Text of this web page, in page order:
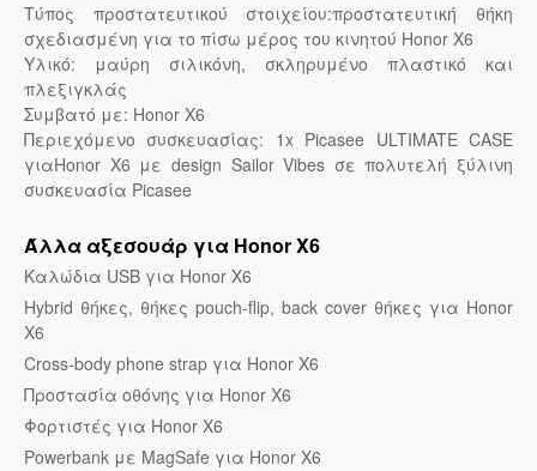
Τύπος προστατευτικού στοιχείου:προστατευτική θήκη
σχεδιασμένη για το πίσω μέρος του κινητού Honor X6
Υλικό: μαύρη σιλικόνη, σκληρυμένο πλαστικό και
πλεξιγκλάς
Συμβατό με: Honor X6
Περιεχόμενο συσκευασίας: 1x Picasee ULTIMATE CASE
γιαHonor X6 με design Sailor Vibes σε πολυτελή ξύλινη
συσκευασία Picasee
Άλλα αξεσουάρ για Honor X6
Καλώδια USB για Honor X6
Hybrid θήκες, θήκες pouch-flip, back cover θήκες για Honor
X6
Cross-body phone strap για Honor X6
Προστασία οθόνης για Honor X6
Φορτιστές για Honor X6
Powerbank με MagSafe για Honor X6